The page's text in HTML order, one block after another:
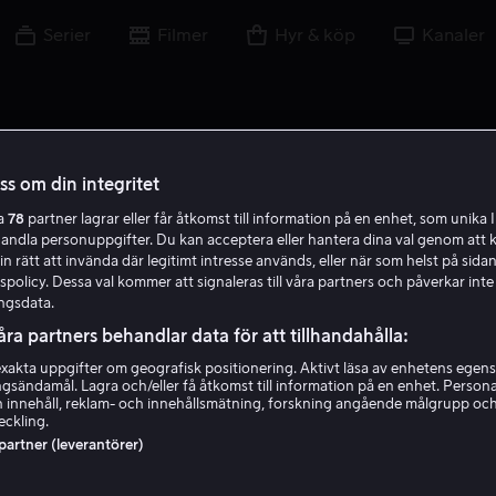
Serier Filmer Hyr & köp Kanaler
Zachary Knighton
om din integritet
78 partner lagrar eller får åtkomst till information på en enhet, som unika
personuppgifter. Du kan acceptera eller hantera dina val genom att
rätt att invända där legitimt intresse används, eller när som helst på
Dessa val kommer att signaleras till våra partners och påverkar inte
partners behandlar data för att tillhandahålla:
uppgifter om geografisk positionering. Aktivt läsa av enhetens
Lagra och/eller få åtkomst till information på en enhet.
innehåll, reklam- och innehållsmätning, forskning angående målgrupp
(leverantörer)